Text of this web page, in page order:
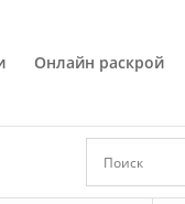
Онлайн раскрой